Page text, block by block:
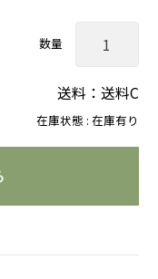
在庫状態 : 在庫有り
数量
送料：送料C